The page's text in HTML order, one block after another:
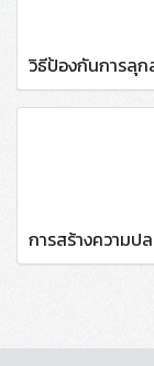
วิธีป้องกันการลุก
การสร้างความป